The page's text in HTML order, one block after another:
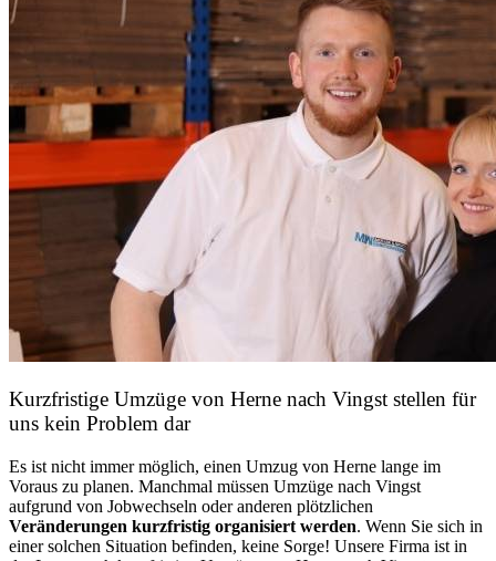
Kurzfristige Umzüge von Herne nach Vingst stellen für
uns kein Problem dar
Es ist nicht immer möglich, einen Umzug von Herne lange im
Voraus zu planen. Manchmal müssen Umzüge nach Vingst
aufgrund von Jobwechseln oder anderen plötzlichen
Veränderungen kurzfristig organisiert werden. Wenn Sie sich in
einer solchen Situation befinden, keine Sorge! Unsere Firma ist in